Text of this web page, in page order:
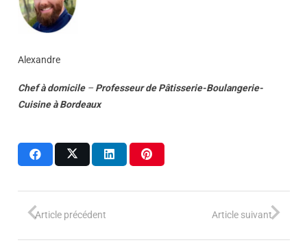
Alexandre
Chef à domicile–Professeur de Pâtisserie-Boulangerie-
Cuisine à Bordeaux
Article précédent Article suivant